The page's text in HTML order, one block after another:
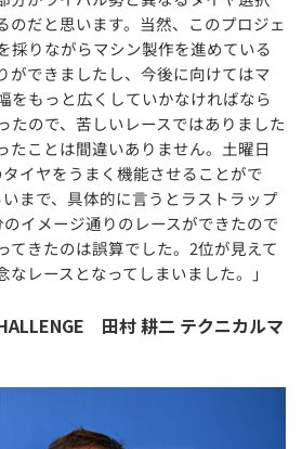
のだと思います。当然、このプロジェ
採りながらマシン製作を進めている
ができましたし、今後に向けてはマ
をもっと広くしていかなければなら
たので、苦しいレースではありました
たことは間違いありません。土曜日
イヤをうまく機能させることがで
まで、具体的に言うとラストラップ
イメージ通りのレースができたので
てきたのは誤算でした。2位が見えて
レースとなってしまいました。」
田村 耕二 テクニカルマ